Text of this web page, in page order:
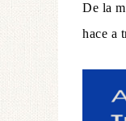
De la
hace a